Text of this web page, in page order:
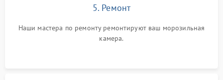
5. Ремонт
Наши мастера по ремонту ремонтируют ваш морозильная
камера.